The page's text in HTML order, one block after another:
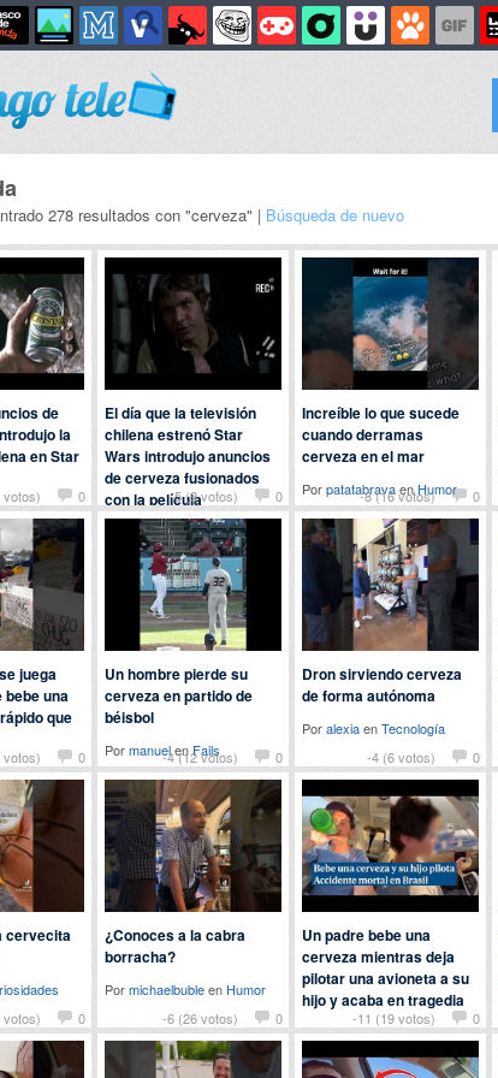
278 resultados con "cerveza" | Búsqueda de nuevo
votos) 0
de
la
en Star
Anuncios
-5 (9 votos) 0
El día que la televisión
chilena estrenó Star
Wars introdujo anuncios
de cerveza fusionados
con la película
dodoazulenAnuncios
-8 (16 votos) 0
Increíble lo que sucede
cuando derramas
cerveza en el mar
PorpatatabravaenHumor
votos) 0
juega
bebe una
que
-4 (12 votos) 0
Un hombre pierde su
cerveza en partido de
béisbol
PormanuelenFails -4 (6 votos) 0
Dron sirviendo cerveza
de forma autónoma
PoralexiaenTecnología
0
cervecita
-6 (26 votos)
0
¿Conoces a la cabra
borracha?
Pormichaelbubleen Humor
-11 (19 votos)
0
Un padre bebe una
cerveza mientras deja
pilotar una avioneta a su
hijo y acaba en tragedia
PorerreenActualidad